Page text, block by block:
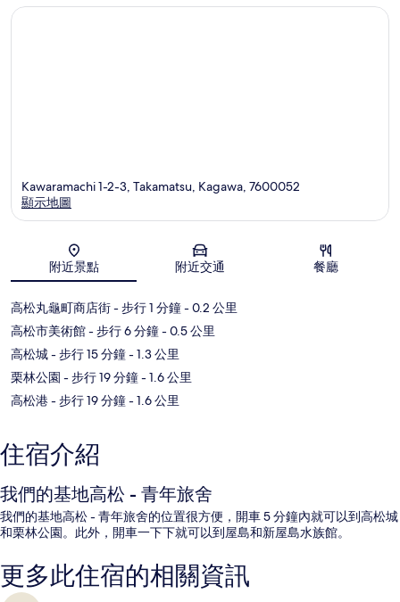
地圖
Kawaramachi 1-2-3, Takamatsu, Kagawa, 7600052
顯示地圖
附近景點 附近交通 餐廳
高松丸龜町商店街- 步行 1 分鐘- 0.2 公里
高松市美術館- 步行 6 分鐘- 0.5 公里
高松城- 步行 15 分鐘- 1.3 公里
栗林公園 - 步行 19 分鐘- 1.6 公里
高松港- 步行 19 分鐘- 1.6 公里
住宿介紹
我們的基地高松 - 青年旅舍
我們的基地高松 - 青年旅舍的位置很方便，開車 5 分鐘內就可以到高松城
和栗林公園。此外，開車一下下就可以到屋島和新屋島水族館。
更多此住宿的相關資訊